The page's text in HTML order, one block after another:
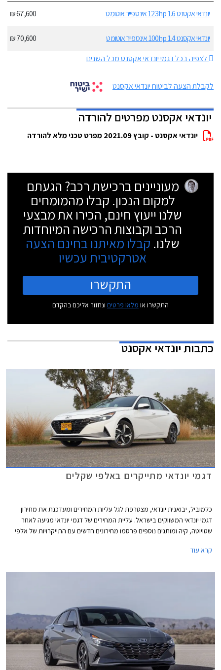
יונדאי אקסנט 123hp 1.6 אינספייר אוטומט
67,600 ₪
יונדאי אקסנט 100hp 1.4 אינספייר אוטומט
70,600 ₪
לצפיה בכל דגמי יונדאי אקסנט מכל השנים
לקבלת הצעה לביטוח יונדאי אקסנט
יונדאי אקסנט מפרטים להורדה
יונדאי אקסנט - קובץ 2021.09 מפרט טכני מלא להורדה
מעוניינים ברכישת רכב? הגעתם
למקום הנכון. קבלו מהמומחים
שלנו ייעוץ חינם, הכירו את מבצעי
הרכב וקבוצות הרכישה המיוחדות
שלנו. קבלו מאיתנו בחינם הצעה
אטרקטיבית עכשיו
התקשרו
התקשרו או מלאו פרטים ונחזור אליכם בהקדם
כתבותיונדאי אקסנט
דגמי יונדאי מתייקרים באלפי שקלים
כלמוביל, יבואנית יונדאי, מצטרפת לגל עליות המחירים ומעדכנת את מחירון
דגמי יונדאי המשווקים בישראל. עליית המחירים של דגמי יונדאי מגיעה לאחר
שטויוטה, קיה ומותגים נוספים פרסמו מחירונים חדשים עם התייקרויות של אלפי
קרא עוד